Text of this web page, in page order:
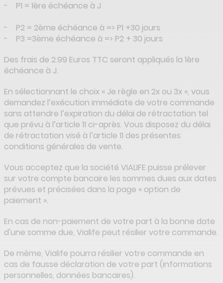
- P1 = 1ère échéance à J
- P2 = 2ème échéance à => P1 +30 jours
- P3 =3ème échéance à => P2 + 30 jours
Des frais de 2.99 Euros TTC seront appliqués la 1ère
échéance à J.
En sélectionnant le choix « Je règle en 2x ou 3x », vous
demandez l’exécution immédiate de votre commande
sans attendre l’expiration du délai de rétractation tel
que prévu à l’article 11 ci-après. Vous disposez du délai
de rétractation visé à l’article 11 des présentes
conditions générales de vente.
Vous acceptez que la société VIALIFE puisse prélever
sur votre compte bancaire les sommes dues aux dates
prévues et précisées dans la page « option de
paiement ».
En cas de non-paiement de votre part à la bonne date
d'une somme due, Vialife peut résilier votre commande.
De même, Vialife pourra résilier votre commande en
cas de fausse déclaration de votre part (informations
personnelles, données bancaires).